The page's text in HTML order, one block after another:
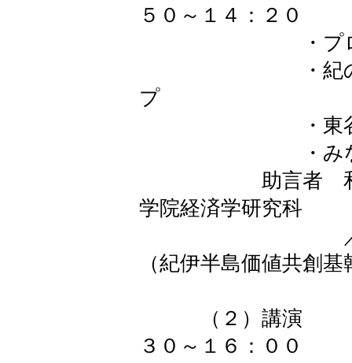
５０～１４：２０
・プロジェク
・紀の川市環
プ
・東谷
・みなべ町
助言者 和歌山
学院経済学研究科
／食農総合
（紀伊半島価値共創基
（２）
３０～１６：００